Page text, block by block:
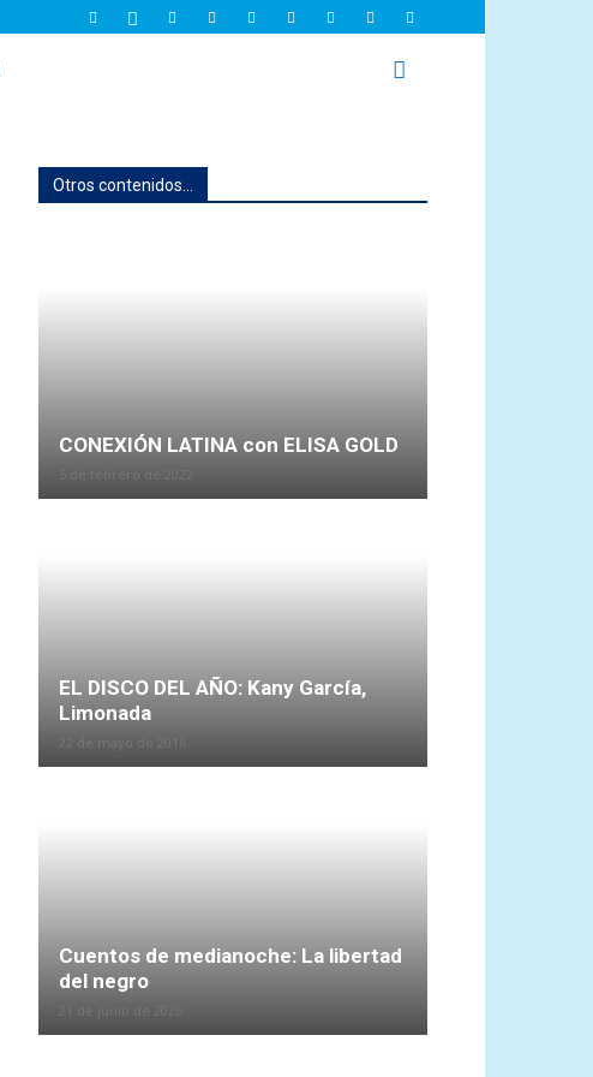
Otros contenidos...
CONEXIÓN LATINA con ELISA GOLD
EL DISCO DEL AÑO: Kany García,
Limonada
Cuentos de medianoche: La libertad
del negro